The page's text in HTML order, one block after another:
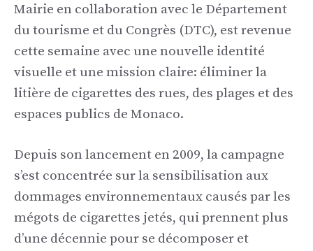
Mairie en collaboration avec le Département
du tourisme et du Congrès (DTC), est revenue
cette semaine avec une nouvelle identité
visuelle et une mission claire: éliminer la
litière de cigarettes des rues, des plages et des
espaces publics de Monaco.
Depuis son lancement en 2009, la campagne
s’est concentrée sur la sensibilisation aux
dommages environnementaux causés par les
mégots de cigarettes jetés, qui prennent plus
d’une décennie pour se décomposer et